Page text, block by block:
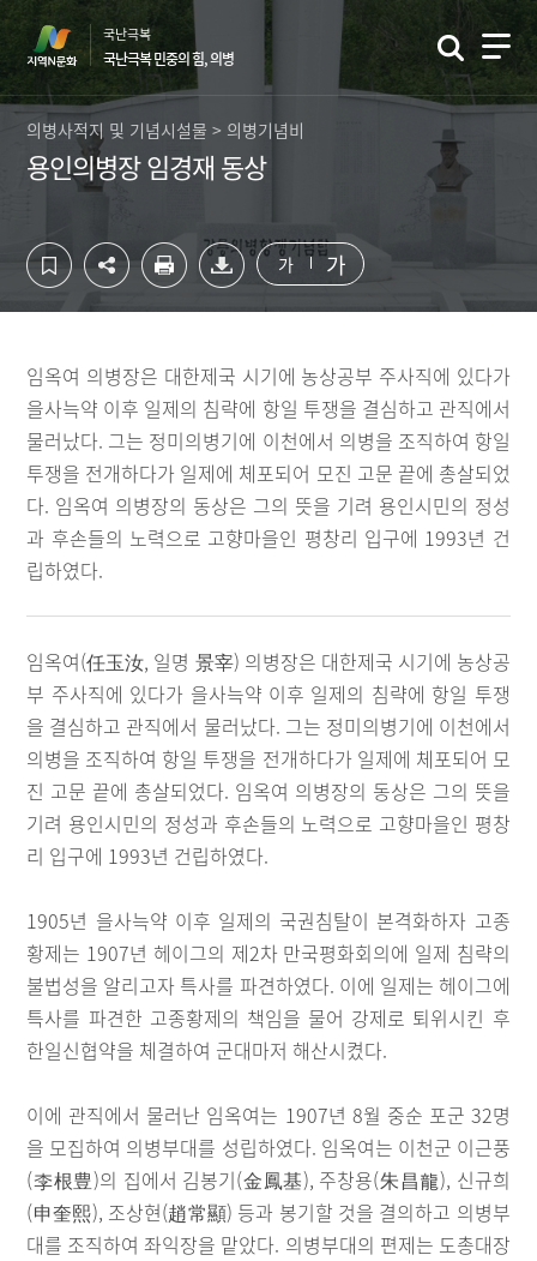
컨
츠
영
하
영
역
국난극복
국난극복 민중의 힘, 의병
의병사적지 및 기념시설물 > 의병기념비
용인의병장 임경재 동상
가 가
임옥여 의병장은 대한제국 시기에 농상공부 주사직에 있다가
을사늑약 이후 일제의 침략에 항일 투쟁을 결심하고 관직에서
물러났다. 그는 정미의병기에 이천에서 의병을 조직하여 항일
투쟁을 전개하다가 일제에 체포되어 모진 고문 끝에 총살되었
다. 임옥여 의병장의 동상은 그의 뜻을 기려 용인시민의 정성
과 후손들의 노력으로 고향마을인 평창리 입구에 1993년 건
립하였다.
임옥여(任玉汝, 일명 景宰) 의병장은 대한제국 시기에 농상공
부 주사직에 있다가 을사늑약 이후 일제의 침략에 항일 투쟁
을 결심하고 관직에서 물러났다. 그는 정미의병기에 이천에서
의병을 조직하여 항일 투쟁을 전개하다가 일제에 체포되어 모
진 고문 끝에 총살되었다. 임옥여 의병장의 동상은 그의 뜻을
기려 용인시민의 정성과 후손들의 노력으로 고향마을인 평창
리 입구에 1993년 건립하였다.
1905년 을사늑약 이후 일제의 국권침탈이 본격화하자 고종
황제는 1907년 헤이그의 제2차 만국평화회의에 일제 침략의
불법성을 알리고자 특사를 파견하였다. 이에 일제는 헤이그에
특사를 파견한 고종황제의 책임을 물어 강제로 퇴위시킨 후
한일신협약을 체결하여 군대마저 해산시켰다.
이에 관직에서 물러난 임옥여는 1907년 8월 중순 포군 32명
을 모집하여 의병부대를 성립하였다. 임옥여는 이천군 이근풍
(李根豊)의 집에서 김봉기(金鳳基), 주창용(朱昌龍), 신규희
(申奎熙), 조상현(趙常顯) 등과 봉기할 것을 결의하고 의병부
대를 조직하여 좌익장을 맡았다. 의병부대의 편제는 도총대장